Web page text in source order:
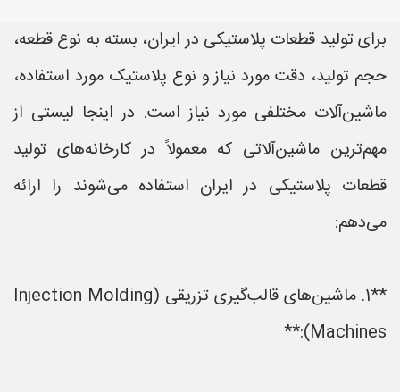
برای تولید قطعات پلاستیکی در ایران، بسته به نوع قطعه،
حجم تولید، دقت مورد نیاز و نوع پلاستیک مورد استفاده،
ماشین‌آلات مختلفی مورد نیاز است. در اینجا لیستی از
مهم‌ترین ماشین‌آلاتی که معمولاً در کارخانه‌های تولید
قطعات پلاستیکی در ایران استفاده می‌شوند را ارائه
می‌دهم:
**1. ماشین‌های قالب‌گیری تزریقی (Injection Molding
Machines):**